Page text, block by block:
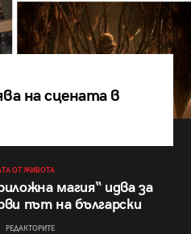
на сцената в
ОТ ЖИВОТА
магия“ идва за
път на български
РЕДАКТОРИТЕ